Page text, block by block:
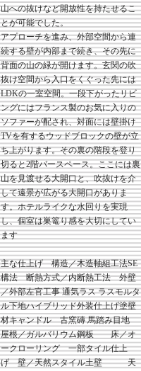
山への抜けなど開放性を持たせるこ
とが可能でした。
アプローチを進み、外部空間から連
続する壁が内部まで続き、その先に
背面の山の緑が開けます。玄関の吹
抜け空間から入口をくぐった先には
LDKの一室空間。一段下がったリビ
ングにはフランス製のお気に入りの
ソファーが配され、対面には壁掛け
TVを有するウッドブロックの壁が立
ち上がります。その裏の階段を登り
切ると2階バースペース。ここには裏
山を見渡せる大開口と、吹抜けを介
して遠景が広がる大開口がありま
す。ホテルライクな水回りを実現
し、個室は巣篭り感を大切にしてい
ます
主な仕上げ 構造／木造軸組工法SE
構法 断熱方式／内断熱工法 外壁
／外部左官工事 通気ラス ラスモルタ
ル下地ハイブリッド外装仕上げ塗壁
材キャンドル 古窯磚 馬踏み目地
屋根／ガルバリウム鋼板 床／オ
ークローリング 一部タイル仕上
げ 壁／天然スタイル土壁 天